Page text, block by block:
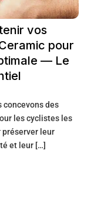
vos
pour
— Le
concevons des
les cyclistes les
leur
et leur […]